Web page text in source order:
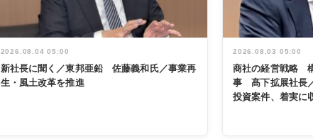
2026.08.04 05:00
新社長に聞く／東邦亜鉛 佐藤義和氏／事業再
生・風土改革を推進
2026.08.03 05:00
商社の経営戦略
事 髙下拡展社長
投資案件、着実に